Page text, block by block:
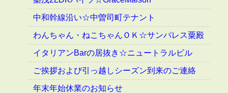
中和幹線沿い☆中曽司町テナント
わんちゃん・ねこちゃんＯＫ☆サンパレス粟殿
イタリアンBarの居抜き☆ニュートラルビル
ご挨拶および引っ越しシーズン到来のご連絡
年末年始休業のお知らせ